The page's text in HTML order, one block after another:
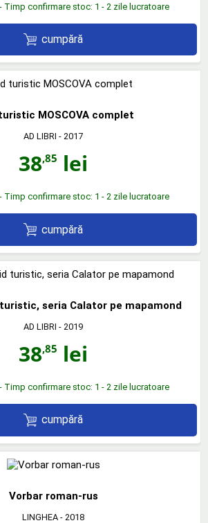
Timp confirmare stoc: 1 - 2 zile lucratoare
cumpără
MOSCOVA complet
AD LIBRI - 2017
38,85 lei
Timp confirmare stoc: 1 - 2 zile lucratoare
cumpără
seria Calator pe mapamond
AD LIBRI - 2019
38,85 lei
Timp confirmare stoc: 1 - 2 zile lucratoare
cumpără
Vorbar roman-rus
LINGHEA - 2018